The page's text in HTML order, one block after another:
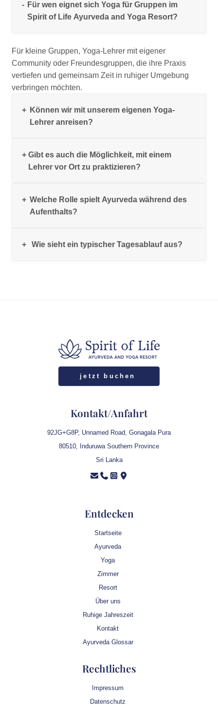
Für wen eignet sich Yoga für Gruppen im
Spirit of Life Ayurveda and Yoga Resort?
Für kleine Gruppen, Yoga-Lehrer mit eigener
Community oder Freundesgruppen, die ihre Praxis
vertiefen und gemeinsam Zeit in ruhiger Umgebung
verbringen möchten.
Können wir mit unserem eigenen Yoga-
Lehrer anreisen?
Ja, das ist jederzeit möglich. Ihr gestaltet euer Retreat
selbst, während wir euch im Hintergrund organisatorisch
Gibt es auch die Möglichkeit, mit einem
Lehrer vor Ort zu praktizieren?
Ja, unser erfahrener Yoga-Lehrer begleitet eure Gruppe
mit individuell abgestimmten Einheiten, ergänzt durch
Welche Rolle spielt Ayurveda während des
Aufenthalts?
Ayurveda kann flexibel in euren Aufenthalt integriert
Wie sieht ein typischer Tagesablauf aus?
jetzt buchen
Kontakt/Anfahrt
92JG+G8P, Unnamed Road, Gonagala Pura
80510, Induruwa Southern Province
Sri Lanka
Entdecken
Startseite
Ayurveda
Yoga
Zimmer
Resort
Über uns
Ruhige Jahreszeit
Kontakt
Ayurveda Glossar
Rechtliches
Impressum
Datenschutz